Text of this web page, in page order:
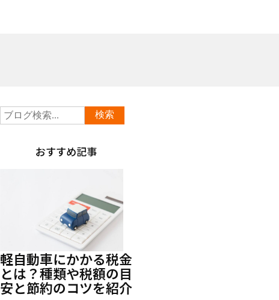
おすすめ記事
軽自動車にかかる税金
とは？種類や税額の目
安と節約のコツを紹介